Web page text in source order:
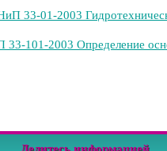
33-01-2003
33-101-2003 Определение